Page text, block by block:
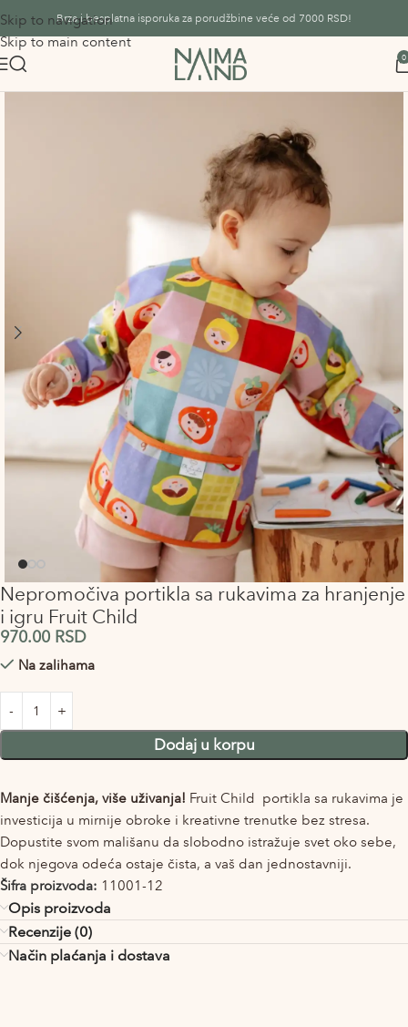
Skip to navigation
Skip to main content
Brza i besplatna isporuka za porudžbine veće od 7000 RSD!
0
Nepromočiva portikla sa rukavima za hranjenje
i igru Fruit Child
970.00 RSD
Na zalihama
Dodaj u korpu
Alternative:
Manje čišćenja, više uživanja! Fruit Child portikla sa rukavima je
investicija u mirnije obroke i kreativne trenutke bez stresa.
Dopustite svom mališanu da slobodno istražuje svet oko sebe,
dok njegova odeća ostaje čista, a vaš dan jednostavniji.
Šifra proizvoda: 11001-12
Opis proizvoda
Recenzije (0)
Način plaćanja i dostava